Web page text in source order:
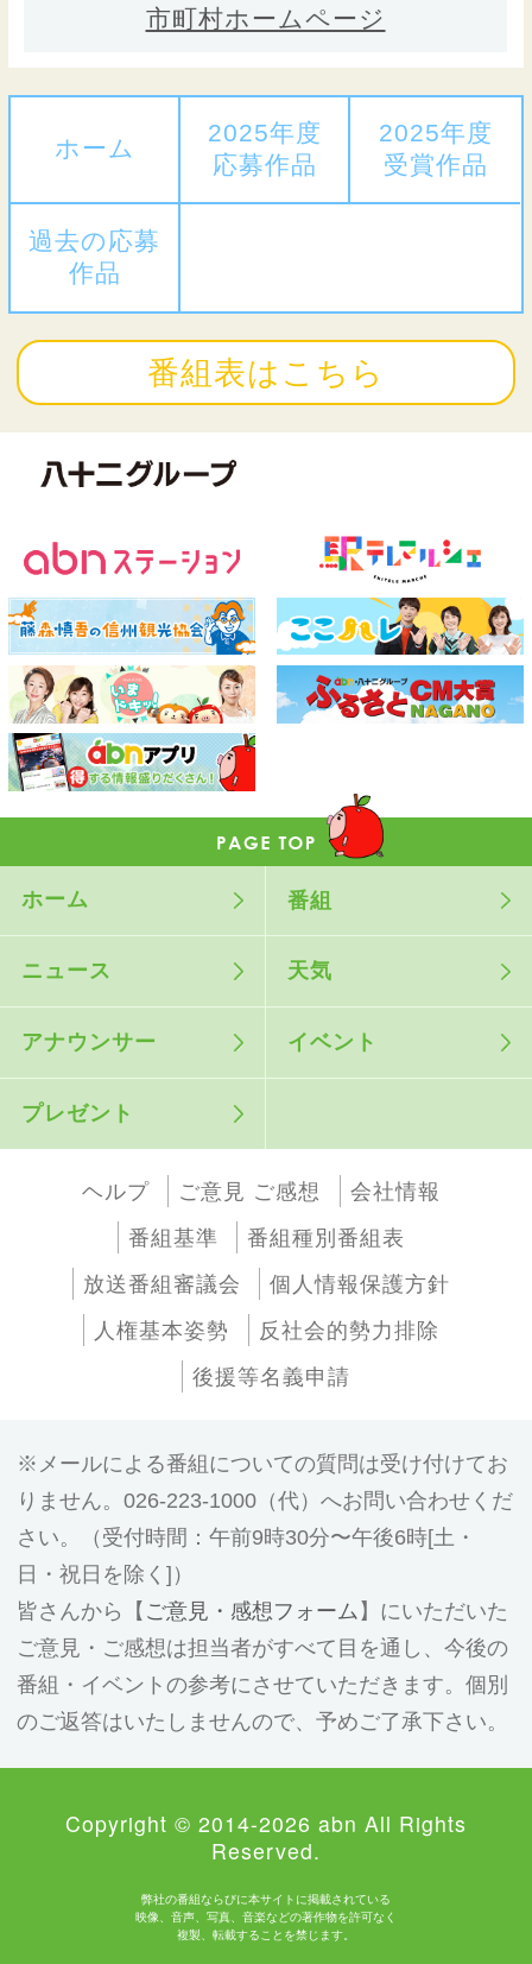
市町村ホームページ
ホーム
2025年度
応募作品
2025年度
受賞作品
過去の応募
作品
番組表はこちら
ホーム 番組
ニュース 天気
アナウンサー イベント
プレゼント
ヘルプ ご意見 ご感想
会社情報
番組基準
番組種別番組表
放送番組審議会
個人情報保護方針
人権基本姿勢
反社会的勢力排除
後援等名義申請
メールによる番組についての質問は受け付けてお
りません。026-223-1000（代）へお問い合わせくだ
さい。（受付時間：午前9時30分〜午後6時[土・
日・祝日を除く]）
皆さんから【 ご意見・感想フォーム 】にいただいた
ご意見・ご感想は担当者がすべて目を通し、今後の
番組・イベントの参考にさせていただきます。個別
のご返答はいたしませんので、予めご了承下さい。
Copyright © 2014-2026 abn All Rights
Reserved.
弊社の番組ならびに本サイトに掲載されている
映像、音声、写真、音楽などの著作物を許可なく
複製、転載することを禁じます。